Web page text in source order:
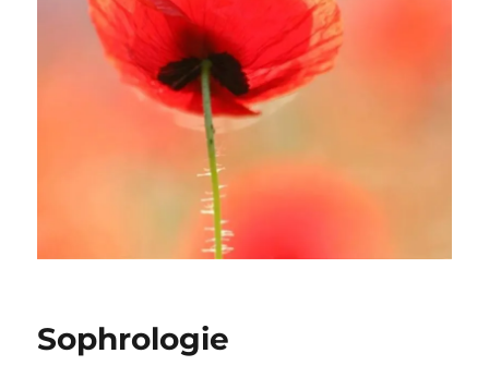
Sophrologie